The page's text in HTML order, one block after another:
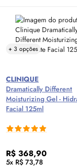
+ 3 opções
CLINIQUE
Dramatically Different
Moisturizing Gel -
Facial 125ml
R$ 368,90
5x R$ 73,78